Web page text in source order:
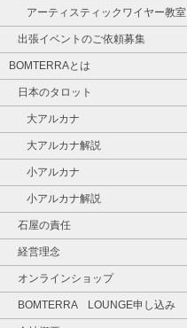
アーティスティックワイヤー教室
出張イベントのご依頼募集
BOMTERRAとは
日本のタロット
大アルカナ
大アルカナ解説
小アルカナ
小アルカナ解説
石屋の責任
経営理念
オンラインショップ
BOMTERRA LOUNGE申し込み